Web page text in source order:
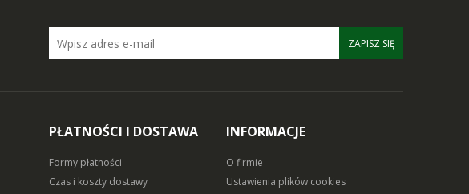
ZAPISZ SIĘ
PŁATNOŚCI I DOSTAWA
Formy płatności
Czas i koszty dostawy
INFORMACJE
O firmie
Ustawienia plików cookies